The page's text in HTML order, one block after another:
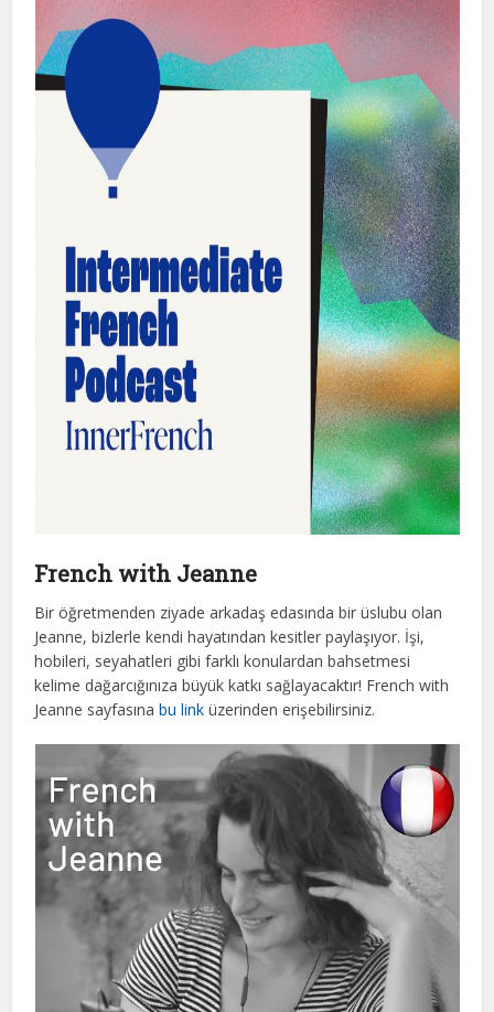
French with Jeanne
Bir öğretmenden ziyade arkadaş edasında bir üslubu olan
Jeanne, bizlerle kendi hayatından kesitler paylaşıyor. İşi,
hobileri, seyahatleri gibi farklı konulardan bahsetmesi
kelime dağarcığınıza büyük katkı sağlayacaktır! French with
Jeanne sayfasınabu link üzerinden erişebilirsiniz.